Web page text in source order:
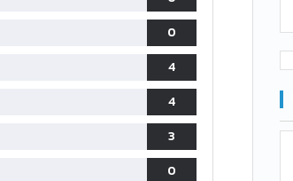
0
4
4
3
0